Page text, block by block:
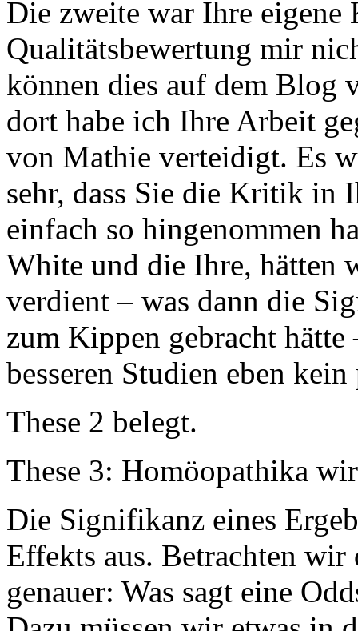
Die zweite war Ihre
Qualitätsbewertung mir
können dies auf dem Blog
dort habe ich Ihre Arbeit
von Mathie verteidigt. Es
sehr, dass Sie die Kritik in
einfach so hingenommen
White und die Ihre, hätten
verdient – was dann die
zum Kippen gebracht hätte
besseren Studien eben
These 2 belegt.
These 3: Homöopathika
Die Signifikanz eines
Effekts aus. Betrachten wir
genauer: Was sagt eine